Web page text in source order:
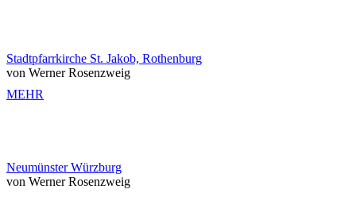
Stadtpfarrkirche St. Jakob, Rothenburg
von Werner Rosenzweig
MEHR
Neumünster Würzburg
von Werner Rosenzweig